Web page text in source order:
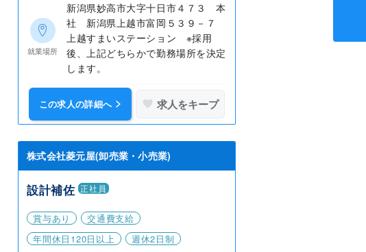
就業場所
新潟県妙高市大字十日市４７３ 本
社 新潟県上越市富岡５３９－７
上越すまいステーション ※採用
後、上記どちらかで勤務場所を決定
します。
この求人の詳細へ 求人をキープ
株式会社菱元屋(卸売業・小売業)
設計補佐 正社員
賞与あり
交通費支給
年間休日120日以上
週休2日制